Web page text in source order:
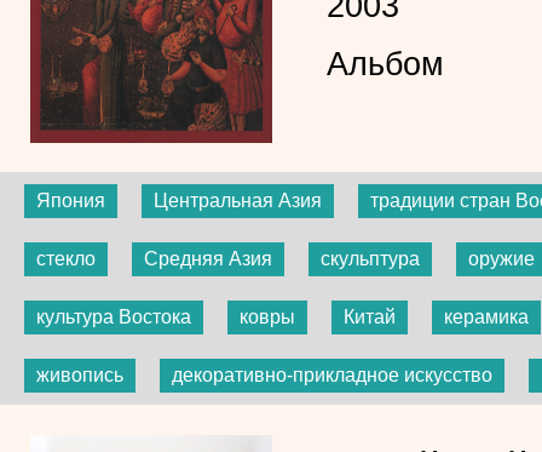
Альбом
Япония Центральная Азия традиции стран
стекло Средняя Азия скульптура оружие
культура Востока ковры Китай керамика
живопись декоративно-прикладное искусство